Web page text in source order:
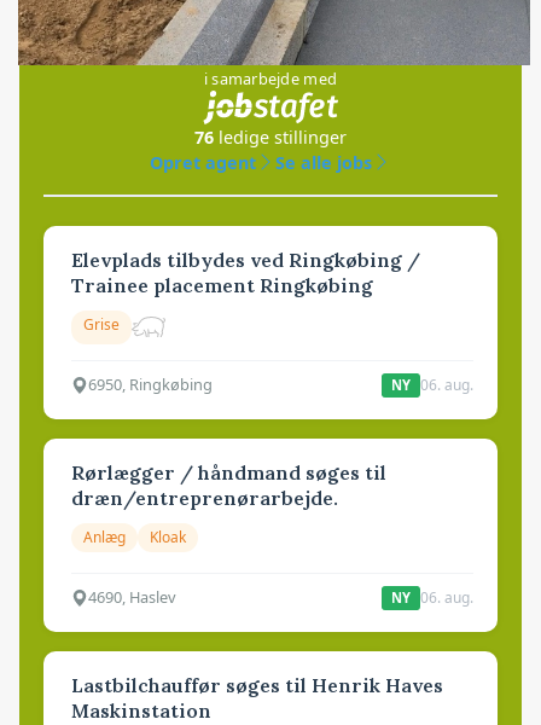
Jobs
i samarbejde med
76 ledige stillinger
Opret agent
Se alle jobs
Elevplads tilbydes ved Ringkøbing /
Trainee placement Ringkøbing
Grise
6950, Ringkøbing NY 06. aug.
Rørlægger / håndmand søges til
dræn/entreprenørarbejde.
Anlæg Kloak
4690, Haslev NY 06. aug.
Lastbilchauffør søges til Henrik Haves
Maskinstation